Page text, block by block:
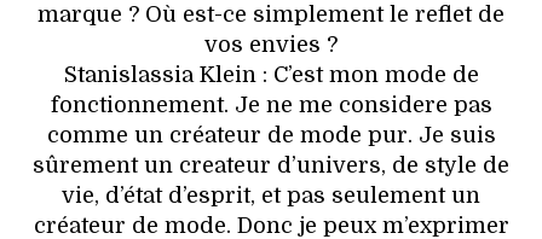
marque ? Où est-ce simplement le reflet de
vos envies ?
Stanislassia Klein : C’est mon mode de
fonctionnement. Je ne me considere pas
comme un créateur de mode pur. Je suis
sûrement un createur d’univers, de style de
vie, d’état d’esprit, et pas seulement un
créateur de mode. Donc je peux m’exprimer